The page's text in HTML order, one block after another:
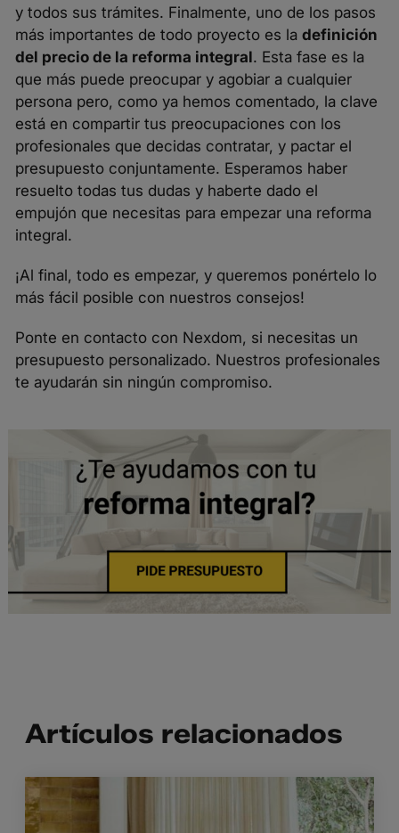
y todos sus trámites. Finalmente, uno de los pasos
más importantes de todo proyecto es ladefinición
del precio de la reforma integral. Esta fase es la
que más puede preocupar y agobiar a cualquier
persona pero, como ya hemos comentado, la clave
está en compartir tus preocupaciones con los
profesionales que decidas contratar, y pactar el
presupuesto conjuntamente. Esperamos haber
resuelto todas tus dudas y haberte dado el
empujón que necesitas para empezar una reforma
integral.
¡Al final, todo es empezar, y queremos ponértelo lo
más fácil posible con nuestros consejos!
Ponte en contacto con Nexdom, si necesitas un
presupuesto personalizado. Nuestros profesionales
te ayudarán sin ningún compromiso.
Artículos relacionados